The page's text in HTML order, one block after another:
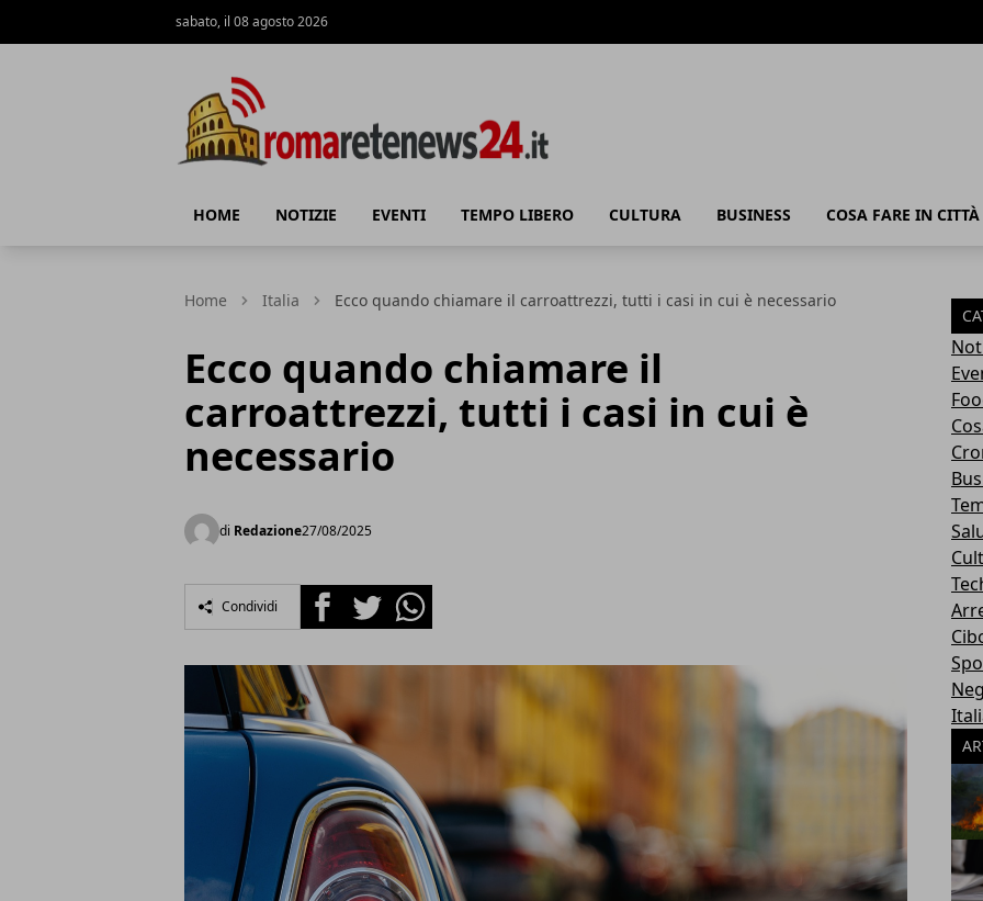
sabato, il 08 agosto 2026
HOME NOTIZIE EVENTI TEMPO LIBERO CULTURA BUSINESS COSA FARE IN CITTÀ
Home Italia Ecco quando chiamare il carroattrezzi, tutti i casi in cui è necessario
Ecco quando chiamare il
carroattrezzi, tutti i casi in cui è
necessario
di Redazione27/08/2025
Condividi FacebookTwitterWhatsapp